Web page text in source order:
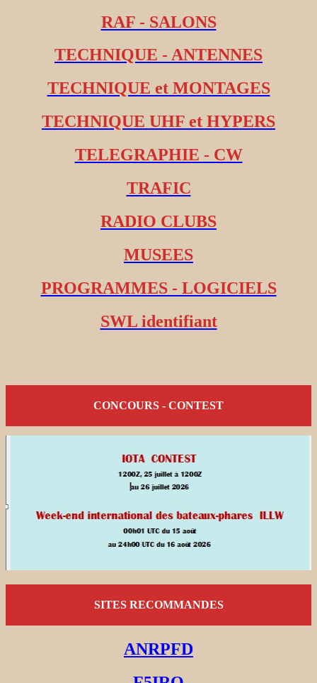
RAF - SALONS
TECHNIQUE - ANTENNES
TECHNIQUE et MONTAGES
TECHNIQUE UHF et HYPERS
TELEGRAPHIE - CW
TRAFIC
RADIO CLUBS
MUSEES
PROGRAMMES - LOGICIELS
SWL identifiant
CONCOURS - CONTEST
SITES RECOMMANDES
ANRPFD